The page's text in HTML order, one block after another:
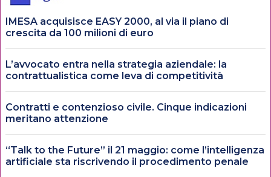
IMESA acquisisce EASY 2000, al via il piano di
crescita da 100 milioni di euro
L’avvocato entra nella strategia aziendale: la
contrattualistica come leva di competitività
Contratti e contenzioso civile. Cinque indicazioni
meritano attenzione
“Talk to the Future” il 21 maggio: come l’intelligenza
artificiale sta riscrivendo il procedimento penale